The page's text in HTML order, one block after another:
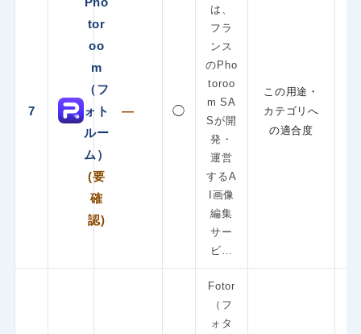
7
tor
oo
m
（フ
ォト
ルー
ム）
(要
確
認)
— ◯
は、
フラ
ンス
のPho
toroo
m SA
Sが開
発・
運営
するA
I画像
編集
サー
ビ…
この用途・
カテゴリへ
の適合度
Fotor
（フ
ォタ